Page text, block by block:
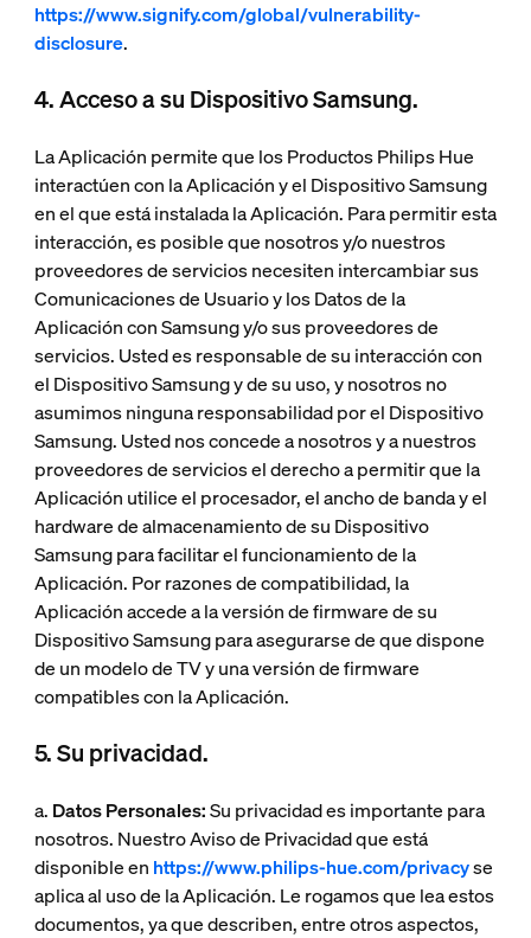
https://www.signify.com/global/vulnerability-
disclosure.
4. Acceso a su Dispositivo Samsung.
La Aplicación permite que los Productos Philips Hue
interactúen con la Aplicación y el Dispositivo Samsung
en el que está instalada la Aplicación. Para permitir esta
interacción, es posible que nosotros y/o nuestros
proveedores de servicios necesiten intercambiar sus
Comunicaciones de Usuario y los Datos de la
Aplicación con Samsung y/o sus proveedores de
servicios. Usted es responsable de su interacción con
el Dispositivo Samsung y de su uso, y nosotros no
asumimos ninguna responsabilidad por el Dispositivo
Samsung. Usted nos concede a nosotros y a nuestros
proveedores de servicios el derecho a permitir que la
Aplicación utilice el procesador, el ancho de banda y el
hardware de almacenamiento de su Dispositivo
Samsung para facilitar el funcionamiento de la
Aplicación. Por razones de compatibilidad, la
Aplicación accede a la versión de firmware de su
Dispositivo Samsung para asegurarse de que dispone
de un modelo de TV y una versión de firmware
compatibles con la Aplicación.
5. Su privacidad.
a. Datos Personales:Su privacidad es importante para
nosotros. Nuestro Aviso de Privacidad que está
disponible en https://www.philips-hue.com/privacyse
aplica al uso de la Aplicación. Le rogamos que lea estos
documentos, ya que describen, entre otros aspectos,